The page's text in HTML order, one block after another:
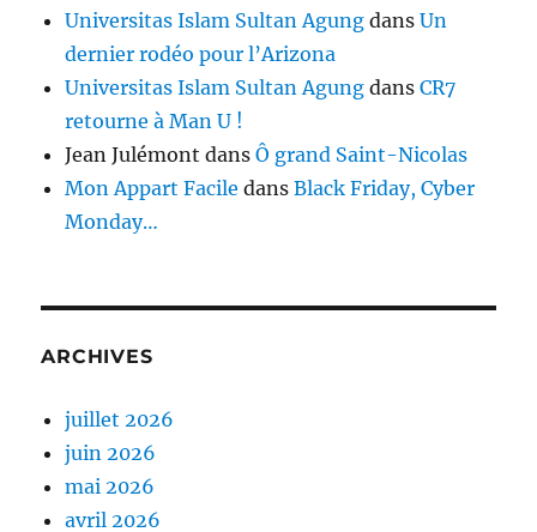
Universitas Islam Sultan Agung dansUn
dernier rodéo pour l’Arizona
Universitas Islam Sultan Agung dansCR7
retourne à Man U !
Jean Julémont dansÔ grand Saint-Nicolas
Mon Appart Facile dansBlack Friday, Cyber
Monday…
ARCHIVES
juillet 2026
juin 2026
mai 2026
avril 2026